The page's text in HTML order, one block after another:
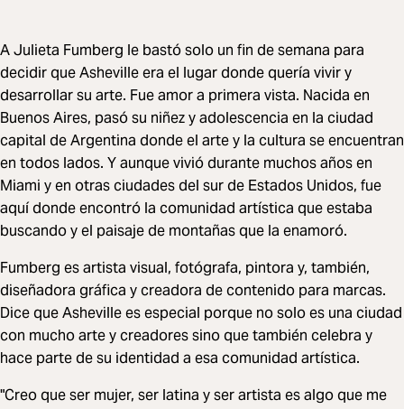
A Julieta Fumberg le bastó solo un fin de semana para
decidir que Asheville era el lugar donde quería vivir y
desarrollar su arte. Fue amor a primera vista. Nacida en
Buenos Aires, pasó su niñez y adolescencia en la ciudad
capital de Argentina donde el arte y la cultura se encuentran
en todos lados. Y aunque vivió durante muchos años en
Miami y en otras ciudades del sur de Estados Unidos, fue
aquí donde encontró la comunidad artística que estaba
buscando y el paisaje de montañas que la enamoró.
Fumberg es artista visual, fotógrafa, pintora y, también,
diseñadora gráfica y creadora de contenido para marcas.
Dice que Asheville es especial porque no solo es una ciudad
con mucho arte y creadores sino que también celebra y
hace parte de su identidad a esa comunidad artística.
"Creo que ser mujer, ser latina y ser artista es algo que me